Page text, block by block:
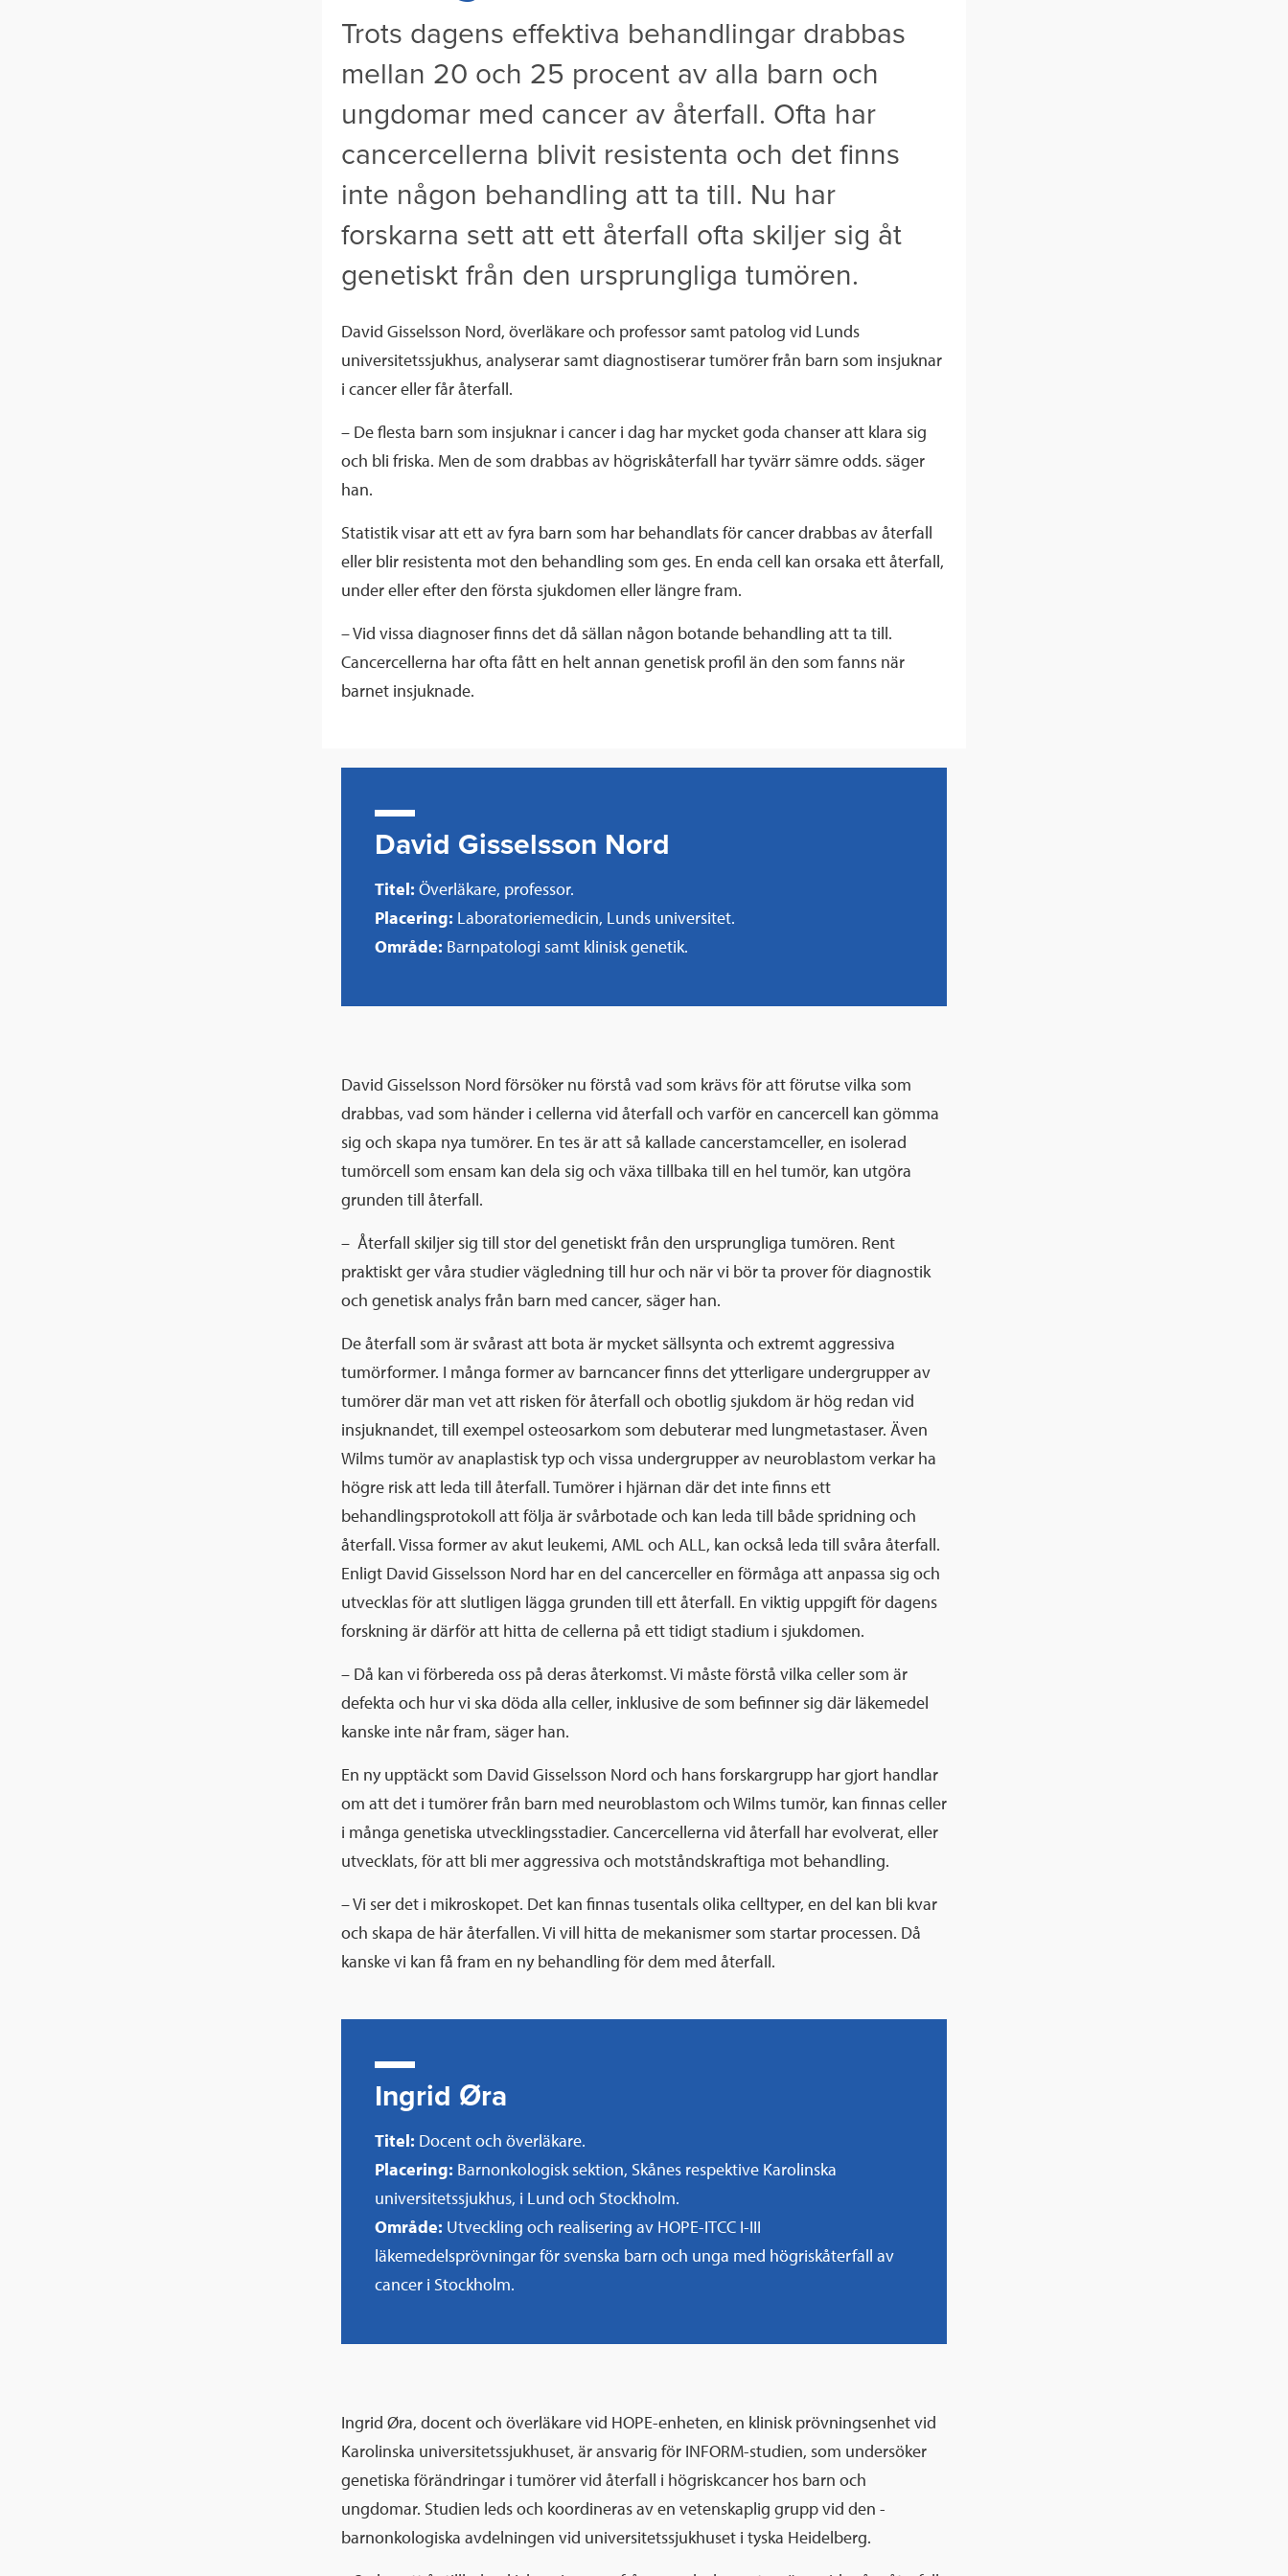
Trots dagens effektiva behandlingar drabbas
mellan 20 och 25 procent av alla barn och
ungdomar med cancer av återfall. Ofta har
cancercellerna blivit resistenta och det finns
inte någon behandling att ta till. Nu har
forskarna sett att ett återfall ofta skiljer sig åt
genetiskt från den ursprungliga tumören.
David Gisselsson Nord, överläkare och professor samt patolog vid Lunds
universitetssjukhus, analyserar samt diagnostiserar tumörer från barn som insjuknar
i cancer eller får återfall.
– De flesta barn som insjuknar i cancer i dag har mycket goda chanser att klara sig
och bli friska. Men de som drabbas av högriskåterfall har tyvärr sämre odds. säger
han.
Statistik visar att ett av fyra barn som har behandlats för cancer drabbas av återfall
eller blir resistenta mot den behandling som ges. En enda cell kan orsaka ett återfall,
under eller efter den första sjukdomen eller längre fram.
– Vid vissa diagnoser finns det då sällan någon botande behandling att ta till.
Cancercellerna har ofta fått en helt annan genetisk profil än den som fanns när
barnet insjuknade.
David Gisselsson Nord
Titel: Överläkare, professor.
Placering: Laboratoriemedicin, Lunds universitet.
Område: Barnpatologi samt klinisk genetik.
David Gisselsson Nord försöker nu förstå vad som krävs för att förutse vilka som
drabbas, vad som händer i cellerna vid återfall och varför en cancercell kan gömma
sig och skapa nya tumörer. En tes är att så kallade cancerstamceller, en isolerad
tumörcell som ensam kan dela sig och växa tillbaka till en hel tumör, kan utgöra
grunden till återfall.
– Återfall skiljer sig till stor del genetiskt från den ursprungliga tumören. Rent
praktiskt ger våra studier vägledning till hur och när vi bör ta prover för diagnostik
och genetisk analys från barn med cancer, säger han.
De återfall som är svårast att bota är mycket sällsynta och extremt aggressiva
tumörformer. I många former av barncancer finns det ytterligare undergrupper av
tumörer där man vet att risken för återfall och obotlig sjukdom är hög redan vid
insjuknandet, till exempel osteosarkom som debuterar med lungmetastaser. Även
Wilms tumör av anaplastisk typ och vissa undergrupper av neuroblastom verkar ha
högre risk att leda till återfall. Tumörer i hjärnan där det inte finns ett
behandlingsprotokoll att följa är svårbotade och kan leda till både spridning och
återfall. Vissa former av akut leukemi, AML och ALL, kan också leda till svåra återfall.
Enligt David Gisselsson Nord har en del cancerceller en förmåga att anpassa sig och
utvecklas för att slutligen lägga grunden till ett återfall. En viktig uppgift för dagens
forskning är därför att hitta de cellerna på ett tidigt stadium i sjukdomen.
– Då kan vi förbereda oss på deras återkomst. Vi måste förstå vilka celler som är
defekta och hur vi ska döda alla celler, inklusive de som befinner sig där läkemedel
kanske inte når fram, säger han.
En ny upptäckt som David Gisselsson Nord och hans forskargrupp har gjort handlar
om att det i tumörer från barn med neuroblastom och Wilms tumör, kan finnas celler
i många genetiska utvecklingsstadier. Cancercellerna vid återfall har evolverat, eller
utvecklats, för att bli mer aggressiva och motståndskraftiga mot behandling.
– Vi ser det i mikroskopet. Det kan finnas tusentals olika celltyper, en del kan bli kvar
och skapa de här återfallen. Vi vill hitta de mekanismer som startar processen. Då
kanske vi kan få fram en ny behandling för dem med återfall.
Ingrid Øra
Titel: Docent och överläkare.
Placering: Barnonkologisk sektion, Skånes respektive Karolinska
universitetssjukhus, i Lund och Stockholm.
Område: Utveckling och realisering av HOPE-ITCC I-III
läkemedelsprövningar för svenska barn och unga med högriskåterfall av
cancer i Stockholm.
Ingrid Øra, docent och överläkare vid HOPE-enheten, en klinisk prövningsenhet vid
Karolinska universitetssjukhuset, är ansvarig för INFORM-studien, som undersöker
genetiska förändringar i tumörer vid återfall i högriskcancer hos barn och
ungdomar. Studien leds och koordineras av en vetenskaplig grupp vid den ­
barnonkologiska avdelningen vid universitetssjukhuset i tyska Heidelberg.